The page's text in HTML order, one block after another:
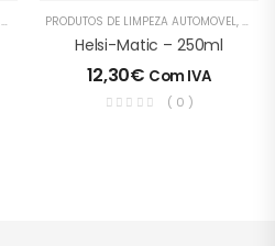
SOLUÇÕES PROFISSIONAIS
PRODUTOS DE LIMPEZA AUTOMÓVEL,
Helsi-Matic – 250ml
12,30€ Com IVA
( 0 )